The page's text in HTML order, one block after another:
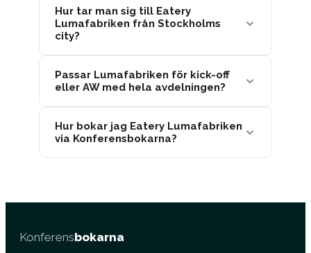
Hur tar man sig till Eatery
Lumafabriken från Stockholms
city?
Passar Lumafabriken för kick-off
eller AW med hela avdelningen?
Hur bokar jag Eatery Lumafabriken
via Konferensbokarna?
Konferensbokarna